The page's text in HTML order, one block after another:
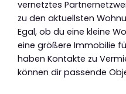
vernetztes
zu den aktuellsten
Egal, ob du eine kleine
eine größere Immobilie
haben Kontakte zu
können dir passende